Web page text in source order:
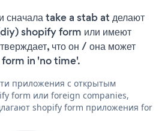
сначала take a stab at делают
shopify form или имеют
что он / она может
form in 'no time'.
приложения с открытым
form или foreign companies,
shopify form приложения for